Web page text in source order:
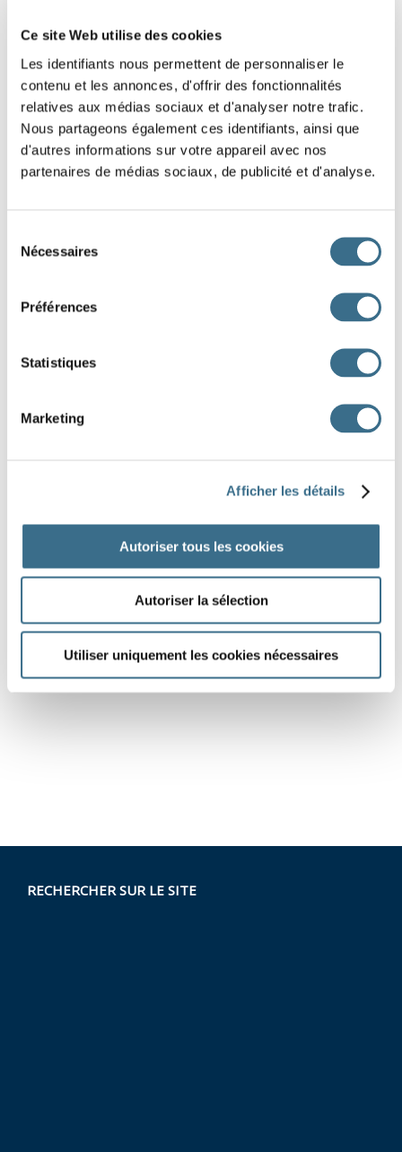
Ce site Web utilise des cookies
Les identifiants nous permettent de personnaliser le
contenu et les annonces, d'offrir des fonctionnalités
relatives aux médias sociaux et d'analyser notre trafic.
Nous partageons également ces identifiants, ainsi que
d'autres informations sur votre appareil avec nos
partenaires de médias sociaux, de publicité et d'analyse.
Nécessaires
Préférences
Statistiques
Marketing
Afficher les détails
Autoriser tous les cookies
Autoriser la sélection
Utiliser uniquement les cookies nécessaires
the smallest to the largest).
RECHERCHER SUR LE SITE